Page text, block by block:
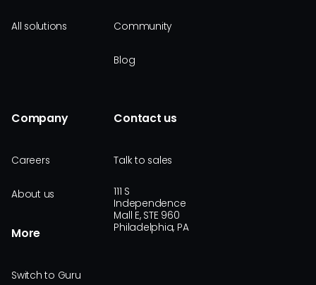
All solutions Community
Blog
Company
Careers
About us
More
Switch to Guru
Contact us
Talk to sales
111 S
Independence
Mall E, STE 960
Philadelphia, PA